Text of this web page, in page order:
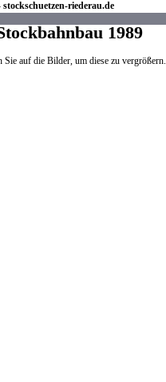
1989
Sie auf die Bilder, um diese zu vergrößern.